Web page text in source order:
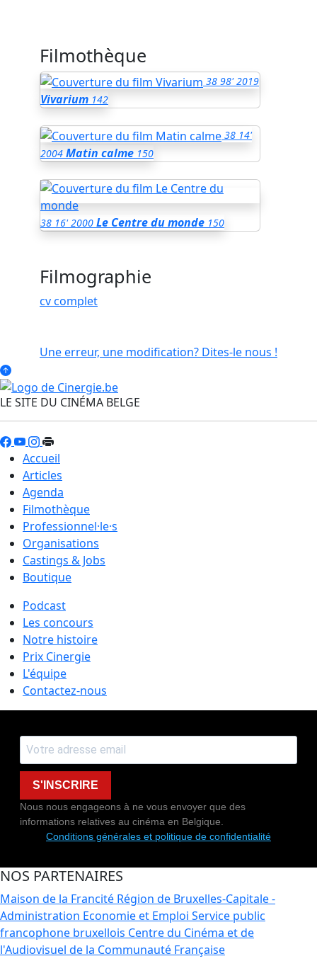
Filmothèque
38 98' 2019
Vivarium 142
38 14'
2004 Matin calme 150
38 16' 2000 Le Centre du monde 150
Filmographie
cv complet
Une erreur, une modification? Dites-le nous !
LE SITE DU CINÉMA BELGE
Accueil
Articles
Agenda
Filmothèque
Professionnel·le·s
Organisations
Castings & Jobs
Boutique
Podcast
Les concours
Notre histoire
Prix Cinergie
L'équipe
Contactez-nous
S'INSCRIRE
Nous nous engageons à ne vous envoyer que des
informations relatives au cinéma en Belgique.
Conditions générales et politique de confidentialité
NOS PARTENAIRES
Maison de la Francité Région de Bruxelles-Capitale -
Administration Economie et Emploi Service public
francophone bruxellois Centre du Cinéma et de
l'Audiovisuel de la Communauté Française